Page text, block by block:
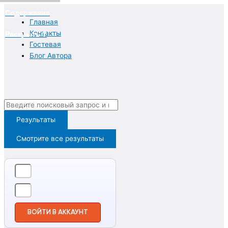
к
содержимому
Главная
Контакты
Гостевая
Блог Автора
Search
Результаты
Смотрите все результаты
ВОЙТИ В АККАУНТ
Раскрыть ?